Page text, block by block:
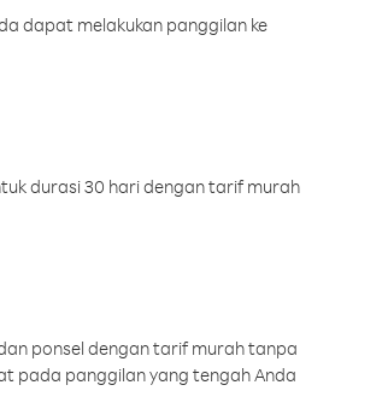
dapat melakukan panggilan ke
durasi 30 hari dengan tarif murah
ponsel dengan tarif murah tanpa
pada panggilan yang tengah Anda